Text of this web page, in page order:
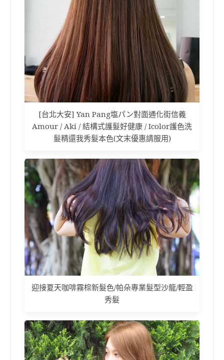
[台北大安] Yan Pang塩パン對面通化街信義
Amour / Aki / 結構式護髮好健康 / Icolor護色洗
髮精還我秀髮本色(文末優惠請服用)
迎接夏天咖啡霧棕新髮色/帕朵專業髮型沙龍/輕盈
秀髮